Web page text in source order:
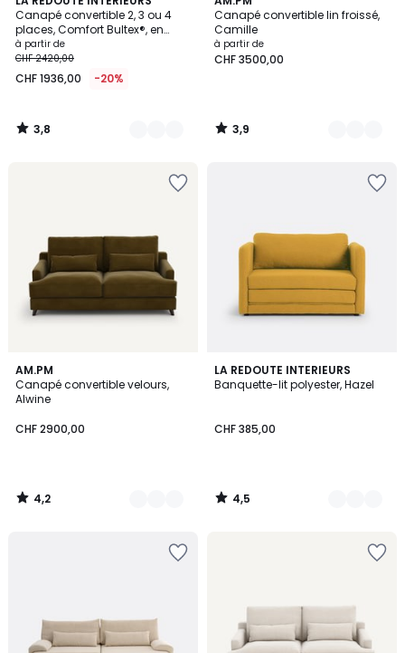
Canapé convertible 2, 3 ou 4
places, Comfort Bultex®, en
velours, TIMOR
à partir de
CHF 2420,00
CHF 1936,00 -20%
/ 5
Couleurs
3,8
/
Canapé convertible lin froissé,
Camille
à partir de
CHF 3500,00
/ 5
Couleurs
3,9
/
AM.PM
Canapé convertible velours,
Alwine
CHF 2900,00
4,2
/ 5
15
Couleurs
4,2
/
LA REDOUTE INTERIEURS
Banquette-lit polyester, Hazel
CHF 385,00
4,5
/ 5
2
Couleurs
4,5
/